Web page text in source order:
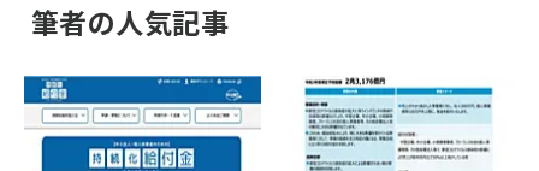
筆者の人気記事